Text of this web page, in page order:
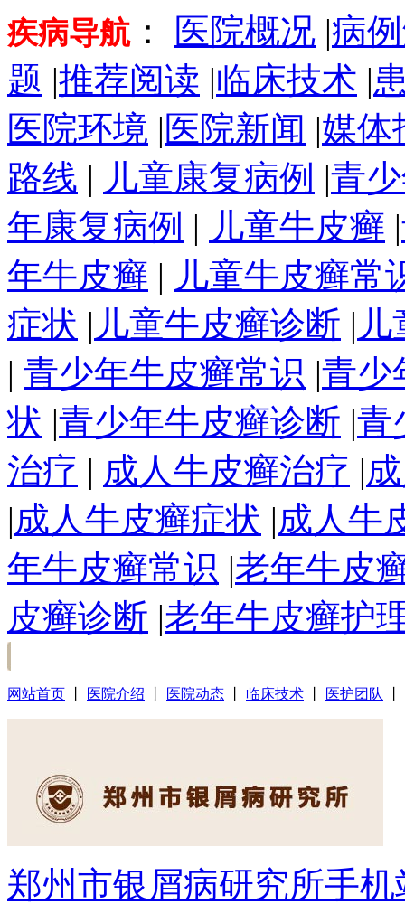
疾病导航： 医院概况 |病
题 |推荐阅读 |临床技术 |
医院环境 |医院新闻 |媒体
路线 | 儿童康复病例 |青
年康复病例 | 儿童牛皮癣 |
年牛皮癣 | 儿童牛皮癣常
症状 | 儿童牛皮癣诊断 |
| 青少年牛皮癣常识 |青少
状 |青少年牛皮癣诊断 |青
治疗 | 成人牛皮癣治疗 |
|成人牛皮癣症状 |成人牛
年牛皮癣常识 |老年牛皮
皮癣诊断 |老年牛皮癣护
网站首页 医院介绍 医院动态 临床技术 医护团队
郑州市银屑病研究所手机